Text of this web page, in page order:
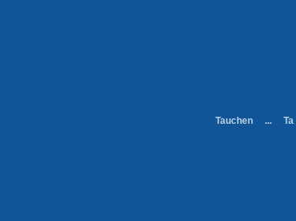
Tauchen ...